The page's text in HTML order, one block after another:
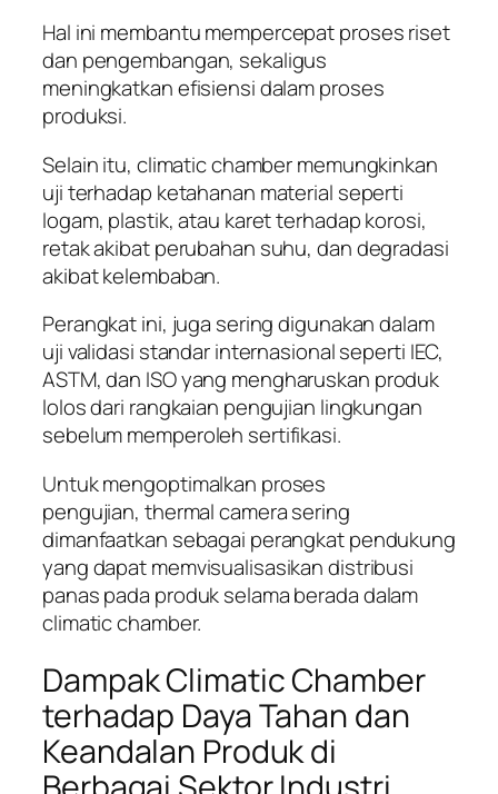
Hal ini membantu mempercepat proses riset
dan pengembangan, sekaligus
meningkatkan efisiensi dalam proses
produksi.
Selain itu, climatic chamber memungkinkan
uji terhadap ketahanan material seperti
logam, plastik, atau karet terhadap korosi,
retak akibat perubahan suhu, dan degradasi
akibat kelembaban.
Perangkat ini, juga sering digunakan dalam
uji validasi standar internasional seperti IEC,
ASTM, dan ISO yang mengharuskan produk
lolos dari rangkaian pengujian lingkungan
sebelum memperoleh sertifikasi.
Untuk mengoptimalkan proses
pengujian, thermal camera sering
dimanfaatkan sebagai perangkat pendukung
yang dapat memvisualisasikan distribusi
panas pada produk selama berada dalam
climatic chamber.
Dampak Climatic Chamber
terhadap Daya Tahan dan
Keandalan Produk di